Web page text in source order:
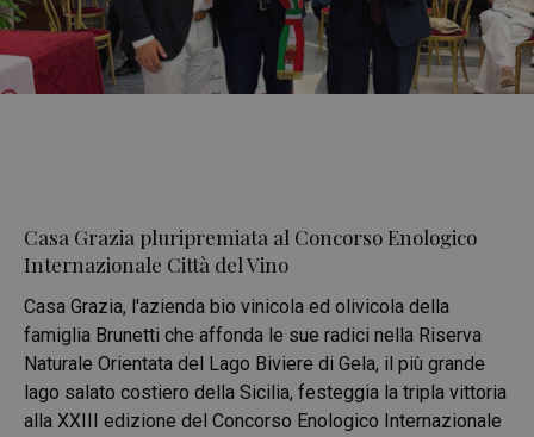
Casa Grazia pluripremiata al Concorso Enologico
Internazionale Città del Vino
Casa Grazia, l'azienda bio vinicola ed olivicola della
famiglia Brunetti che affonda le sue radici nella Riserva
Naturale Orientata del Lago Biviere di Gela, il più grande
lago salato costiero della Sicilia, festeggia la tripla vittoria
alla XXIII edizione del Concorso Enologico Internazionale